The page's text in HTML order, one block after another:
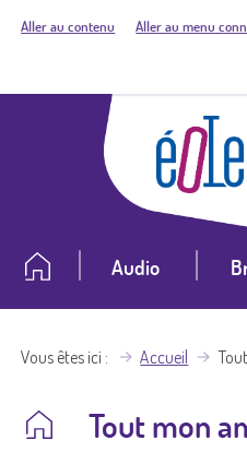
Aller au contenu Aller au menu
Audio
Vous êtes ici Accueil
Tout mon